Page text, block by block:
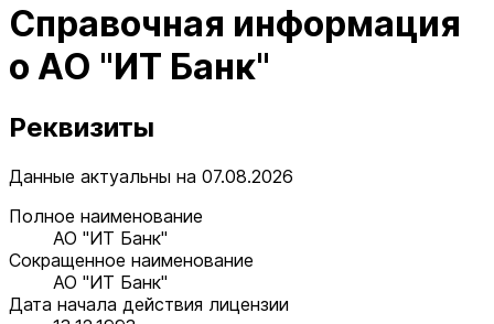
Справочная информация
о АО "ИТ Банк"
Реквизиты
Данные актуальны на 07.08.2026
Полное наименование
АО "ИТ Банк"
Сокращенное наименование
АО "ИТ Банк"
Дата начала действия лицензии